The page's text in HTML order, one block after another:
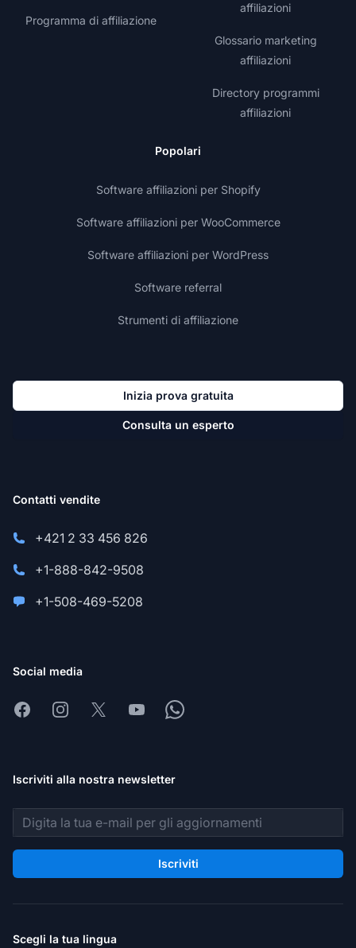
Programma di affiliazione
affiliazioni
Glossario marketing
affiliazioni
Directory programmi
affiliazioni
Popolari
Software affiliazioni per Shopify
Software affiliazioni per WooCommerce
Software affiliazioni per WordPress
Software referral
Strumenti di affiliazione
Inizia prova gratuita
Consulta un esperto
Contatti vendite
+421 2 33 456 826
+1-888-842-9508
+1-508-469-5208
Social media
FacebookInstagram
X YoutubeWhatsapp
Iscriviti alla nostra newsletter
Indirizzo email
Iscriviti
Scegli la tua lingua